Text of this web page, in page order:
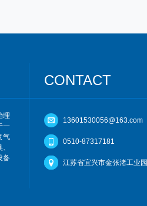
理
一
气
备
CONTACT
13601530056@163.com
0510-87317181
江苏省宜兴市金张渚工业园